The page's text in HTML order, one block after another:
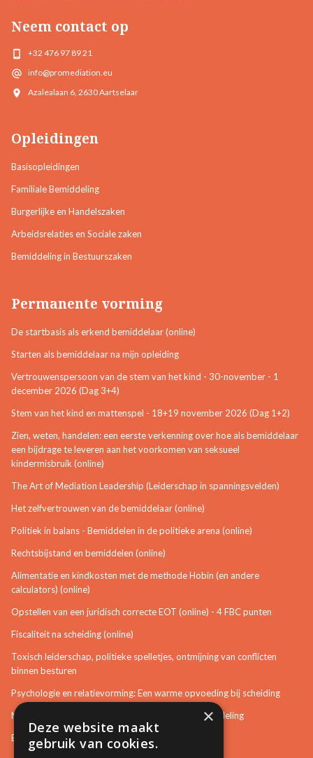
Neem contact op
+32 476 97 89 21
info@promediation.eu
Azalealaan 6, 2630 Aartselaar
Opleidingen
Basisopleidingen
Familiale Bemiddeling
Burgerlijke en Handelszaken
Arbeidsrelaties en Sociale zaken
Bemiddeling in Bestuurszaken
Permanente vorming
De startbasis als erkend bemiddelaar (online)
Starten als bemiddelaar na mijn opleiding
Vertrouwenspersoon van de stem van het kind - 30-november - 1
december 2026 (Dag 3+4)
Stem van het kind en mattenspel - 18+19 november 2026 (Dag 1+2)
Zien, weten, handelen: een eerste verkenning over hoe als bemiddelaar
een bijdrage te leveren aan het voorkomen van seksueel
kindermisbruik (online)
The Art of Mediation Leadership (Leiderschap in spanningsvelden)
Het zelfvertrouwen van de bemiddelaar (online)
Politiek in balans - Bemiddelen in de politieke arena (online)
Rechtsbijstand en bemiddelen (online)
Alimentatie en kindkosten met de methode Hobin (en andere
calculators) (online)
Opstellen van een juridisch correcte EOT (online) - 4 FBC punten
Fiscaliteit na scheiding (online)
Toxisch leiderschap, politieke spelletjes, ontmijning van conflicten
binnen besturen
Psychologie en relatievorming: Een warme opvoeding bij scheiding
Neurotisch of afwijkend gedrag herkennen in bemiddeling
Bemiddeling in bouwzaken
×
Deze website maakt
gebruik van cookies.